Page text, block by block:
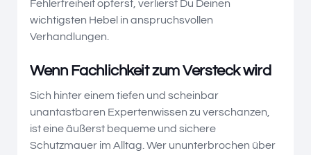
Fehlerfreiheit opferst, verlierst Du Deinen
wichtigsten Hebel in anspruchsvollen
Verhandlungen.
Wenn Fachlichkeit zum Versteck wird
Sich hinter einem tiefen und scheinbar
unantastbaren Expertenwissen zu verschanzen,
ist eine äußerst bequeme und sichere
Schutzmauer im Alltag. Wer ununterbrochen über